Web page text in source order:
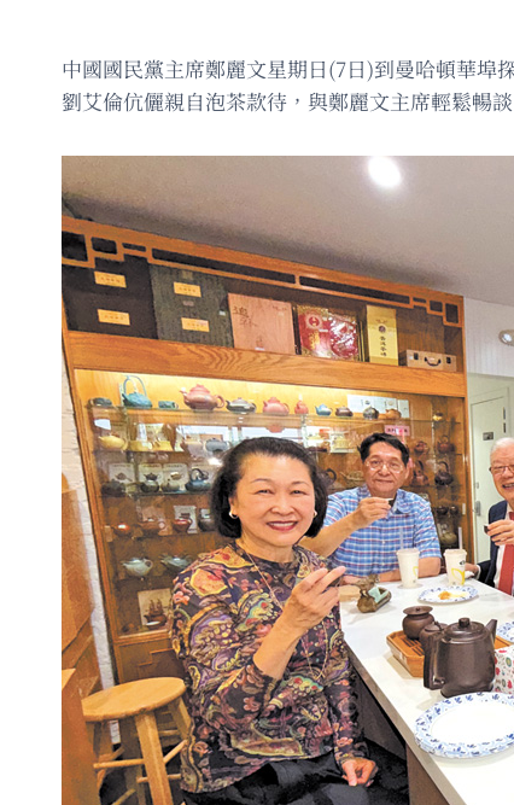
中國國民黨主席鄭麗文星期日(7日)到曼哈頓華埠
劉艾倫伉儷親自泡茶款待，與鄭麗文主席輕鬆暢